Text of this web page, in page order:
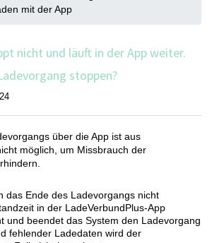
mit der App
nicht und läuft in der App weiter.
stoppen?
über die App ist aus
möglich, um Missbrauch der
das Ende des Ladevorgangs nicht
in der LadeVerbundPlus-App
und beendet das System den Ladevorgang
fehlender Ladedaten wird der